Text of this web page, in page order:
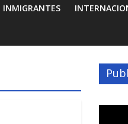
INMIGRANTES